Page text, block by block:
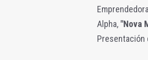
Alpha, "Nova
Presentación